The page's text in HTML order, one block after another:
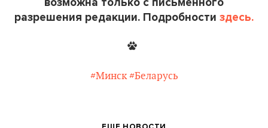
разрешения редакции. Подробности здесь.
#Минск #Беларусь